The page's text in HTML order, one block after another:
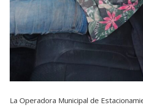
La Operadora Municipal de